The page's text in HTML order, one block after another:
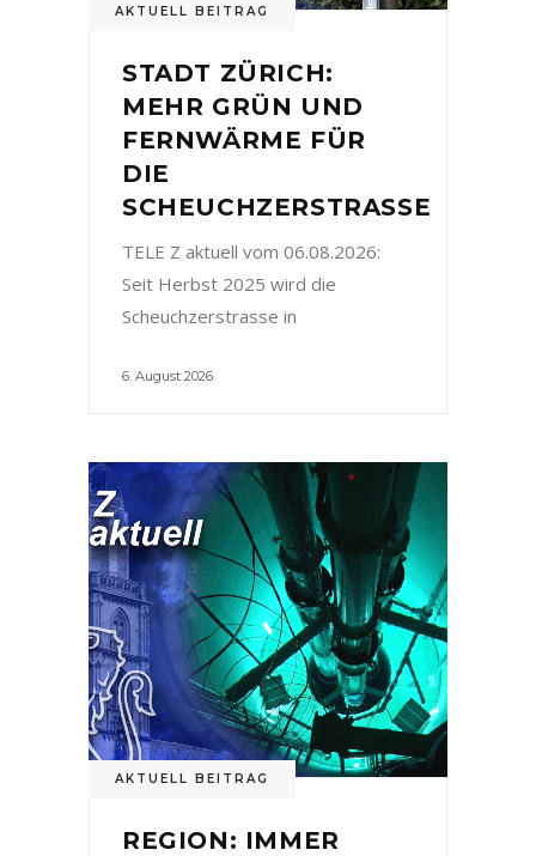
AKTUELL BEITRAG
STADT ZÜRICH:
MEHR GRÜN UND
FERNWÄRME FÜR
DIE
SCHEUCHZERSTRASSE
TELE Z aktuell vom 06.08.2026:
Seit Herbst 2025 wird die
Scheuchzerstrasse in
6. August 2026
AKTUELL BEITRAG
REGION: IMMER